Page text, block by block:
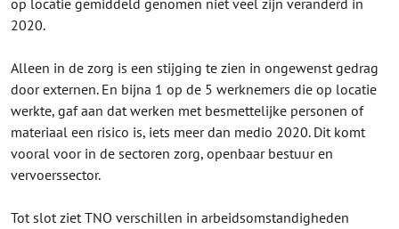
op locatie gemiddeld genomen niet veel zijn veranderd in
2020.
Alleen in de zorg is een stijging te zien in ongewenst gedrag
door externen. En bijna 1 op de 5 werknemers die op locatie
werkte, gaf aan dat werken met besmettelijke personen of
materiaal een risico is, iets meer dan medio 2020. Dit komt
vooral voor in de sectoren zorg, openbaar bestuur en
vervoerssector.
Tot slot ziet TNO verschillen in arbeidsomstandigheden